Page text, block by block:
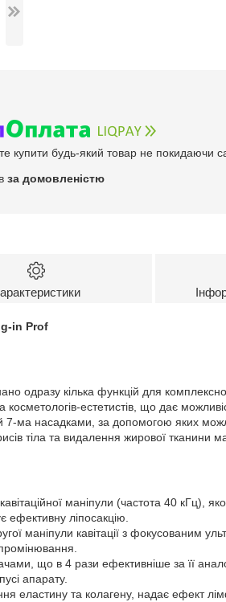
купити будь-який товар не покидаючи
за домовленістю
in Prof
одразу кілька функцій для
естетистів, що дає
7-ма насадками, за допомогою яких
тіла та видалення жирової тканини
маніпули (частота 40 кГц),
ефективну ліпосакцію.
маніпули кавітації з фокусованим
що в 4 рази ефективніше за її
апарату.
еластину та колагену, надає ефект